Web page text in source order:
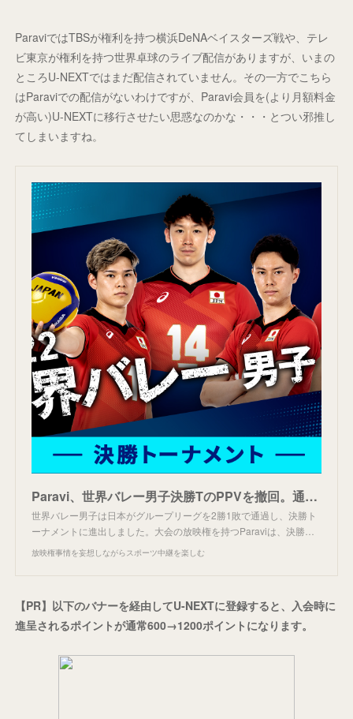
ParaviではTBSが権利を持つ横浜DeNAベイスターズ戦や、テレ
ビ東京が権利を持つ世界卓球のライブ配信がありますが、いまの
ところU-NEXTではまだ配信されていません。その一方でこちら
はParaviでの配信がないわけですが、Paravi会員を(より月額料金
が高い)U-NEXTに移行させたい思惑なのかな・・・とつい邪推し
てしまいますね。
Paravi、世界バレー男子決勝TのPPVを撤回。通常料金に。
世界バレー男子は日本がグループリーグを2勝1敗で通過し、決勝ト
ーナメントに進出しました。大会の放映権を持つParaviは、決勝…
放映権事情を妄想しながらスポーツ中継を楽しむ
【PR】以下のバナーを経由してU-NEXTに登録すると、入会時に
進呈されるポイントが通常600→1200ポイントになります。